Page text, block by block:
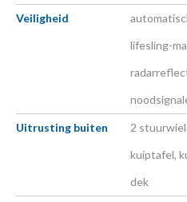
Veiligheid
lifesling-
Uitrusting buiten
2
kuiptafel,
dek